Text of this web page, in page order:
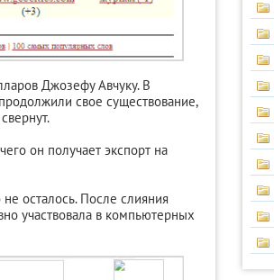
Джозефу Авчуку. В
свое существование,
он получает экспорт на
осталось. После слияния
участвовала в компьютерных